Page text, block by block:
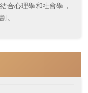
合心理學和社會學，
。